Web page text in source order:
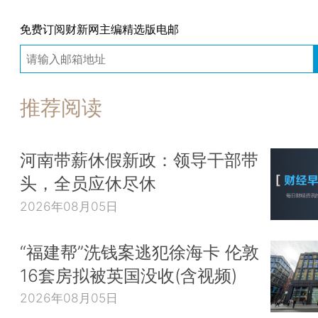
免费订阅财新网主编精选版电邮
推荐阅读
河南带薪休假新政：领导干部带
头，全员应休尽休
2026年08月05日
“福建帮”洗钱案逃犯徐海卡 伦敦
16套房拟被英国没收(含视频)
2026年08月05日